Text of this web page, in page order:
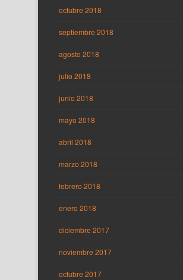
octubre 2018
septiembre 2018
agosto 2018
julio 2018
junio 2018
mayo 2018
abril 2018
marzo 2018
febrero 2018
enero 2018
diciembre 2017
noviembre 2017
octubre 2017